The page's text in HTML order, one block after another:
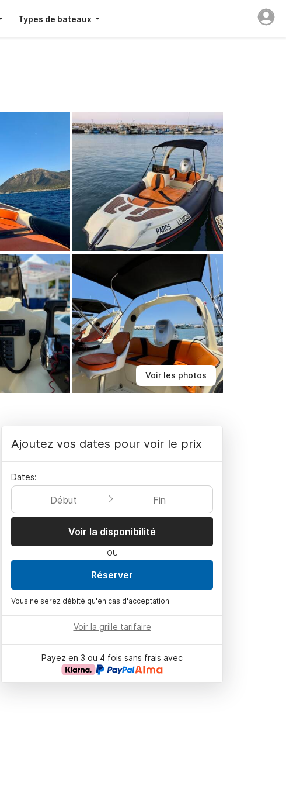
Types de bateaux
Voir les photos
Ajoutez vos dates pour voir le prix
Dates:
Début Fin
Voir la disponibilité
OU
Réserver
Vous ne serez débité qu'en cas d'acceptation
Voir la grille tarifaire
Payez en 3 ou 4 fois sans frais avec